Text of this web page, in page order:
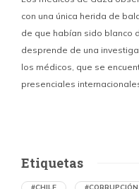
con una única herida de
de que habían sido blanco
desprende de una
los médicos, que se
presenciales
Etiquetas